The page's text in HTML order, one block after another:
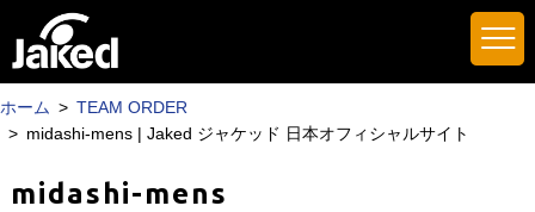
ホーム
TEAM ORDER
midashi-mens | Jaked ジャケッド 日本オフィシャルサイト
midashi-mens